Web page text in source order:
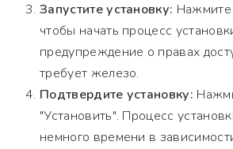
Запустите установку: Нажмите
чтобы начать процесс
предупреждение о правах
требует железо.
Подтвердите установку:
"Установить". Процесс
немного времени в